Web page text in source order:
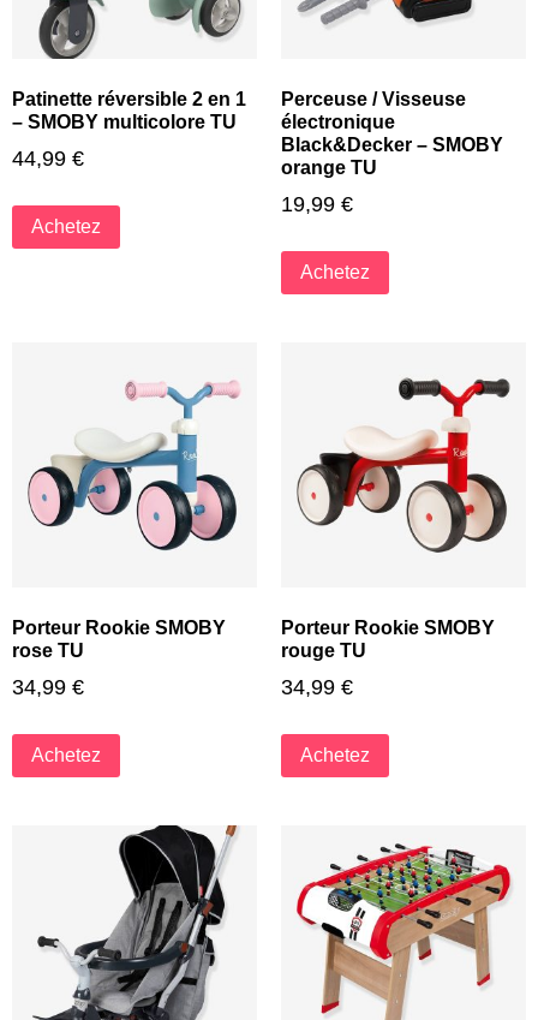
Patinette réversible 2 en 1
– SMOBY multicolore TU
44,99 €
Achetez
Perceuse / Visseuse
électronique
Black&Decker – SMOBY
orange TU
19,99 €
Achetez
Porteur Rookie SMOBY
rose TU
34,99 €
Achetez
Porteur Rookie SMOBY
rouge TU
34,99 €
Achetez